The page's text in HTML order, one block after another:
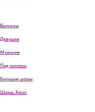
Выписка
Девушке
Мужчине
Под потолок
Большие шары
Шары Хром